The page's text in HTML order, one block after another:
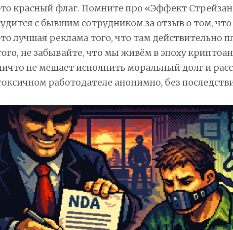
красный флаг. Помните про «Эффект
с бывшим сотрудником за отзыв о том,
лучшая реклама того, что там действительно
не забывайте, что мы живём в эпоху
не мешает исполнить моральный долг и
работодателе анонимно, без